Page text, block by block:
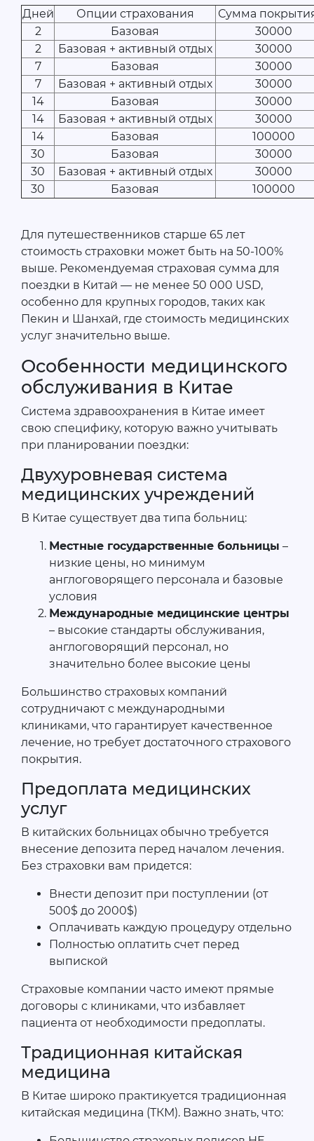
Дней Опции страхования
Сумма
2
Базовая
30000
2
Базовая + активный отдых
30000
7
Базовая
30000
7
Базовая + активный отдых
30000
14
Базовая
30000
14
Базовая + активный отдых
30000
14
Базовая
100000
30
Базовая
30000
30
Базовая + активный отдых
30000
30
Базовая 100000
Для путешественников старше 65 лет
стоимость страховки может быть на 50-100%
выше. Рекомендуемая страховая сумма для
поездки в Китай — не менее 50 000 USD,
особенно для крупных городов, таких как
Пекин и Шанхай, где стоимость медицинских
услуг значительно выше.
Особенности медицинского
обслуживания в Китае
Система здравоохранения в Китае имеет
свою специфику, которую важно учитывать
при планировании поездки:
Двухуровневая система
медицинских учреждений
В Китае существует два типа больниц:
Местные государственные больницы –
низкие цены, но минимум
англоговорящего персонала и базовые
условия
Международные медицинские центры
– высокие стандарты обслуживания,
англоговорящий персонал, но
значительно более высокие цены
Большинство страховых компаний
сотрудничают с международными
клиниками, что гарантирует качественное
лечение, но требует достаточного страхового
покрытия.
Предоплата медицинских
услуг
В китайских больницах обычно требуется
внесение депозита перед началом лечения.
Без страховки вам придется:
Внести депозит при поступлении (от
500$ до 2000$)
Оплачивать каждую процедуру отдельно
Полностью оплатить счет перед
выпиской
Страховые компании часто имеют прямые
договоры с клиниками, что избавляет
пациента от необходимости предоплаты.
Традиционная китайская
медицина
В Китае широко практикуется традиционная
китайская медицина (ТКМ). Важно знать, что: